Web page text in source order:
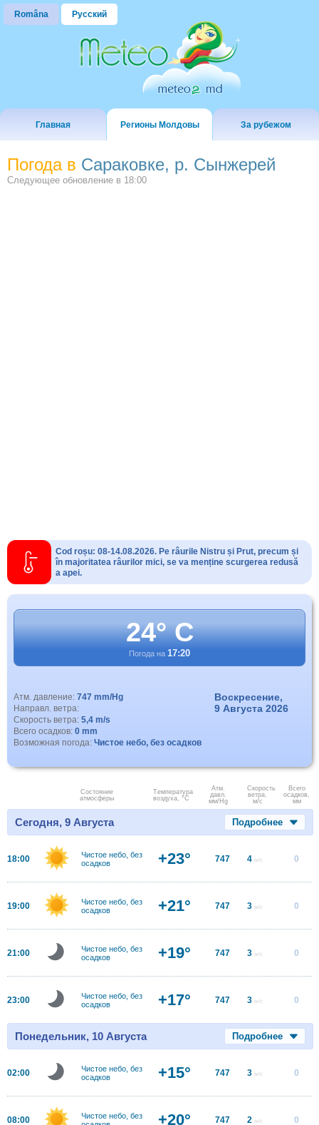
Româna Русский
Главная Регионы Молдовы За рубежом
Погода в Сараковке, р. Сынжерей
Следующее обновление в 18:00
Cod roșu: 08-14.08.2026. Pe râurile Nistru și Prut, precum și
în majoritatea râurilor mici, se va menține scurgerea redusă
a apei.
24° C
Погода на 17:20
Атм. давление: 747 mm/Hg
Направл. ветра:
Скорость ветра: 5,4 m/s
Всего осадков: 0 mm
Возможная погода: Чистое небо, без осадков
Воскресение,
9 Августа 2026
Состояние
атмосферы
Температура
воздуха, °C
Атм.
давл.
мм/Hg
Скорость
ветра.
м/с
Всего
осадков,
мм
Сегодня, 9 Августа Подробнее
18:00
Чистое небо, без
осадков
+23° 747 4 м/с 0
19:00
Чистое небо, без
осадков
+21° 747 3 м/с 0
21:00
Чистое небо, без
осадков
+19° 747 3 м/с 0
23:00
Чистое небо, без
осадков
+17° 747 3 м/с 0
Понедельник, 10 Августа Подробнее
02:00
Чистое небо, без
осадков
+15° 747 3 м/с 0
08:00
Чистое небо, без
+20° 747 2 м/с 0